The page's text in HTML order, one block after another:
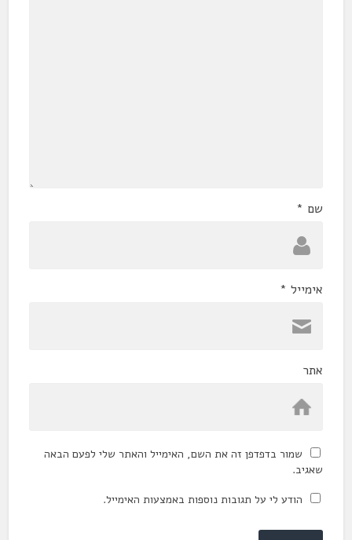
שם *
אימייל *
אתר
שמור בדפדפן זה את השם, האימייל והאתר שלי לפעם הבאה
שאגיב.
הודע לי על תגובות נוספות באמצעות האימייל.